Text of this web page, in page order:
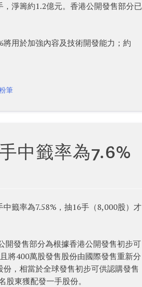
淨籌約1.2億元。香港公開發售部分已
用於加強內容及技術開發能力；約
筆
中籤率為7.6%
籤率為7.58%，抽16手（8,000股）才
開發售部分為根據香港公開發售初步可
將400萬股發售股份由國際發售重新分
，相當於全球發售初步可供認購發售
東獲配發一手股份。